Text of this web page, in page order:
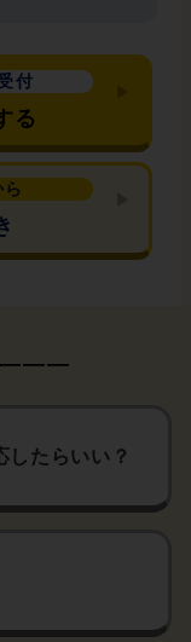
付
る
したらいい？